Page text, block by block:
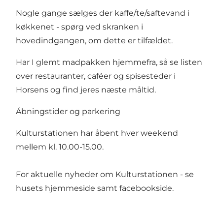
Nogle gange sælges der kaffe/te/saftevand i
køkkenet - spørg ved skranken i
hovedindgangen, om dette er tilfældet.
Har I glemt madpakken hjemmefra, så se listen
over restauranter, caféer og spisesteder i
Horsens og find jeres næste måltid.
Åbningstider og parkering
Kulturstationen har åbent hver weekend
mellem kl. 10.00-15.00.
For aktuelle nyheder om Kulturstationen - se
husets hjemmeside samt facebookside.